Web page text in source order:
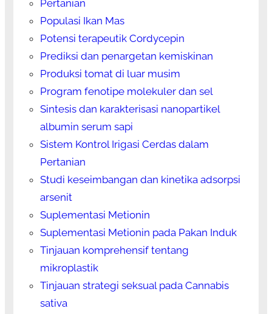
Pertanian
Populasi Ikan Mas
Potensi terapeutik Cordycepin
Prediksi dan penargetan kemiskinan
Produksi tomat di luar musim
Program fenotipe molekuler dan sel
Sintesis dan karakterisasi nanopartikel
albumin serum sapi
Sistem Kontrol Irigasi Cerdas dalam
Pertanian
Studi keseimbangan dan kinetika adsorpsi
arsenit
Suplementasi Metionin
Suplementasi Metionin pada Pakan Induk
Tinjauan komprehensif tentang
mikroplastik
Tinjauan strategi seksual pada Cannabis
sativa